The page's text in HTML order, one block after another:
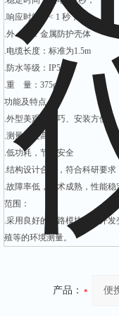
.响应时间：< 1 秒；
.外 观：金属防护壳体
.电缆长度：标准为1.5m
.防水等级：IP55
.重 量：375g
功能及特点：
.外型美观、小巧、安装方便
.测量精度高
.低功耗，节能安全
.结构设计合理，符合科研要求
.故障率低，技术成熟，性能
范围：
.采用良好的电路模块技术开
殖等的环境测量。
产品：